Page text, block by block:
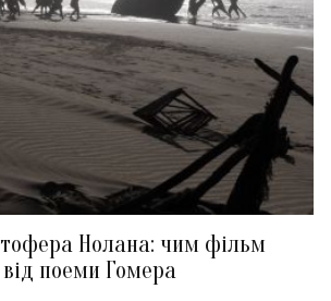
Нолана: чим фільм
від поеми Гомера